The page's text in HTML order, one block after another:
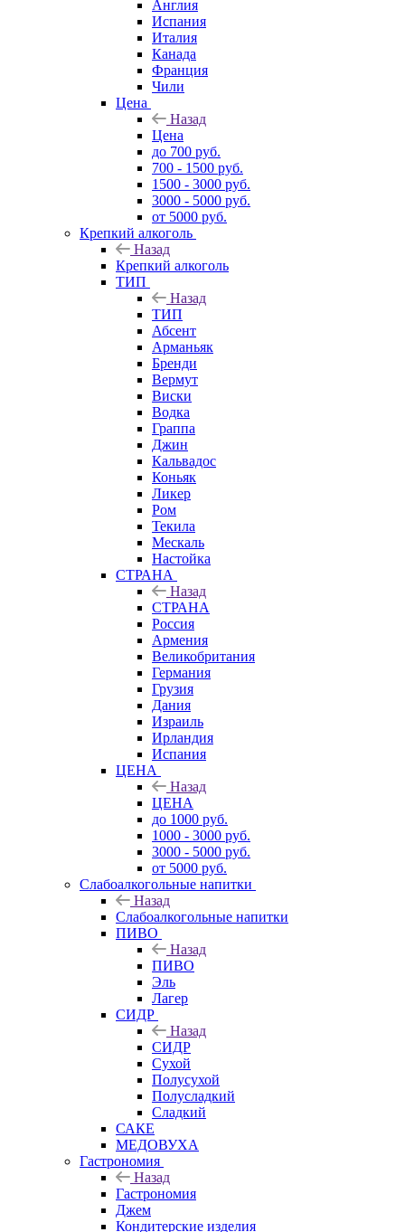
Англия
Испания
Италия
Канада
Франция
Чили
Цена
Назад
Цена
до 700 руб.
700 - 1500 руб.
1500 - 3000 руб.
3000 - 5000 руб.
от 5000 руб.
Крепкий алкоголь
Назад
Крепкий алкоголь
ТИП
Назад
ТИП
Абсент
Арманьяк
Бренди
Вермут
Виски
Водка
Граппа
Джин
Кальвадос
Коньяк
Ликер
Ром
Текила
Мескаль
Настойка
СТРАНА
Назад
СТРАНА
Россия
Армения
Великобритания
Германия
Грузия
Дания
Израиль
Ирландия
Испания
ЦЕНА
Назад
ЦЕНА
до 1000 руб.
1000 - 3000 руб.
3000 - 5000 руб.
от 5000 руб.
Слабоалкогольные напитки
Назад
Слабоалкогольные напитки
ПИВО
Назад
ПИВО
Эль
Лагер
СИДР
Назад
СИДР
Сухой
Полусухой
Полусладкий
Сладкий
САКЕ
МЕДОВУХА
Гастрономия
Назад
Гастрономия
Джем
Кондитерские изделия